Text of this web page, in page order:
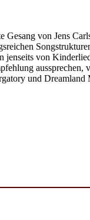
Gesang von Jens
jenseits von
aussprechen,
und Dreamland